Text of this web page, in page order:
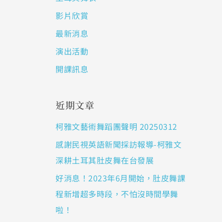
影片欣賞
最新消息
演出活動
開課訊息
近期文章
柯雅文藝術舞蹈團聲明 20250312
感謝民視英語新聞採訪報導-柯雅文
深耕土耳其肚皮舞在台發展
好消息！2023年6月開始，肚皮舞課
程新增超多時段，不怕沒時間學舞
啦！